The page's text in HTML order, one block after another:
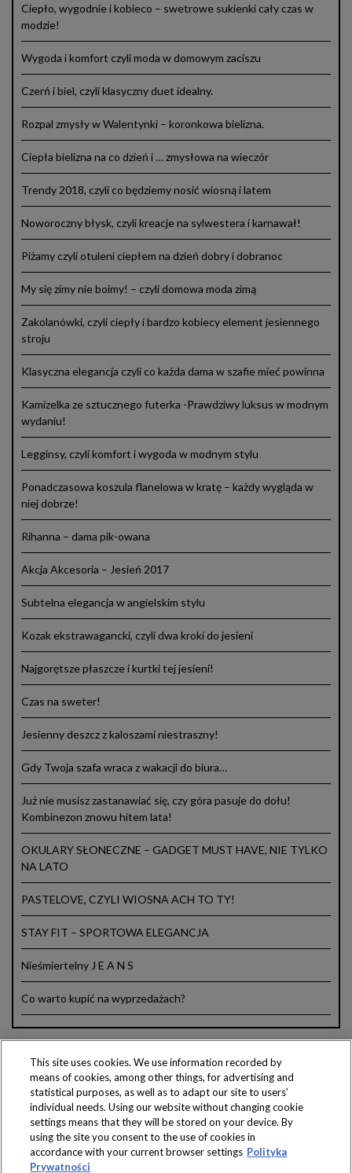
Ciepło, wygodnie i kobieco – swetrowe sukienki cały czas w
modzie!
Wygoda i komfort czyli moda w domowym zaciszu
Czerń i biel, czyli klasyczny duet idealny.
Rozpal zmysły w Walentynki – koronkowa bielizna.
Ciepła bielizna na co dzień i … zmysłowa na wieczór
Trendy 2018, czyli co będziemy nosić wiosną i latem
Noworoczny błysk, czyli kreacje na sylwestera i karnawał!
Piżamy czyli otuleni ciepłem na dzień dobry i dobranoc
My się zimy nie boimy! – czyli domowa moda zimą
Zakolanówki, czyli ciepły i bardzo kobiecy element jesiennego
stroju
Klasyczna elegancja czyli co każda dama w szafie mieć powinna
Kamizelka ze sztucznego futerka -Prawdziwy luksus w modnym
wydaniu!
Legginsy, czyli komfort i wygoda w modnym stylu
Ponadczasowa koszula flanelowa w kratę – każdy wygląda w
niej dobrze!
Rihanna – dama pik-owana
Akcja Akcesoria – Jesień 2017
Subtelna elegancja w angielskim stylu
Kozak ekstrawagancki, czyli dwa kroki do jesieni
Najgorętsze płaszcze i kurtki tej jesieni!
Czas na sweter!
Jesienny deszcz z kaloszami niestraszny!
Gdy Twoja szafa wraca z wakacji do biura…
Już nie musisz zastanawiać się, czy góra pasuje do dołu!
Kombinezon znowu hitem lata!
OKULARY SŁONECZNE – GADGET MUST HAVE, NIE TYLKO
NA LATO
PASTELOVE, CZYLI WIOSNA ACH TO TY!
STAY FIT – SPORTOWA ELEGANCJA
Nieśmiertelny J E A N S
Co warto kupić na wyprzedażach?
Produkty dostępne
wyłącznie w sklepach
This site uses cookies. We use information recorded by
means of cookies, among other things, for advertising and
statistical purposes, as well as to adapt our site to users’
individual needs. Using our website without changing cookie
settings means that they will be stored on your device. By
using the site you consent to the use of cookies in
accordance with your current browser settings Polityka
Prywatności